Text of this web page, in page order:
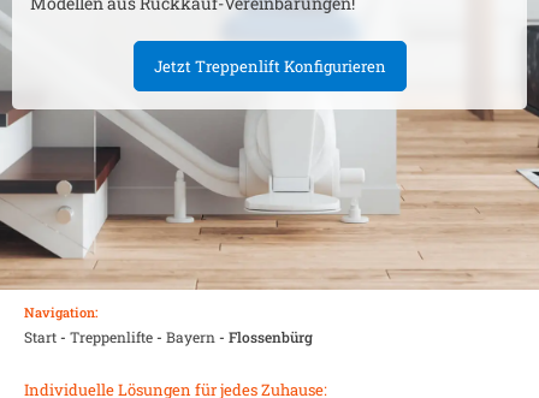
Jetzt Treppenlift Konfigurieren
Navigation:
Start- Treppenlifte- Bayern - Flossenbürg
Individuelle Lösungen für jedes Zuhause: